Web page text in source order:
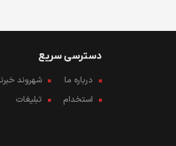
دسترسی سریع
درباره ما
شهروند
استخدام
تبلیغات